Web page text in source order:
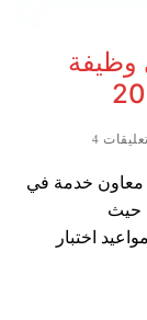
وظيفة
تعليقات 4
معاون خدمة في
، حيث
اختبار